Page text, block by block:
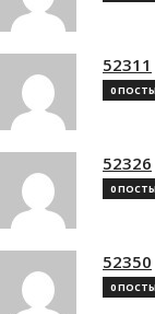
52311
0 ПОСТЫ
52326
0 ПОСТЫ
52350
0 ПОСТЫ